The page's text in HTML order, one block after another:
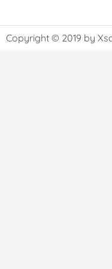
Copyright © 2019 by